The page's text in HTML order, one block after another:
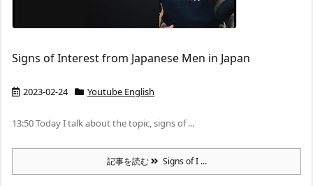
Signs of Interest from Japanese Men in Japan
2023-02-24 Youtube English
13:50 Today I talk about the topic, signs of ...
記事を読む Signs of I ...